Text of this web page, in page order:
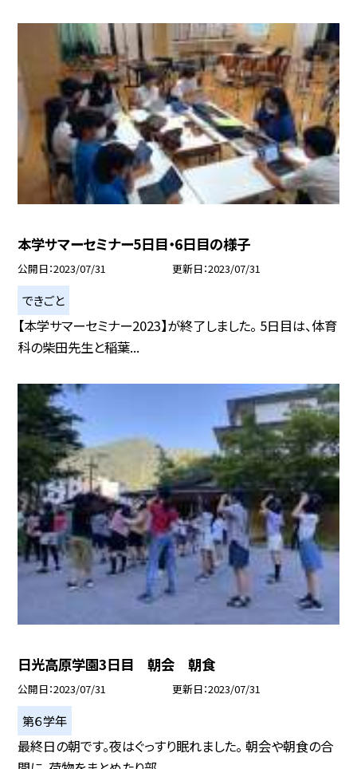
本学サマーセミナー5日目・6日目の様子
公開日 2023/07/31 更新日 2023/07/31
できごと
【本学サマーセミナー2023】が終了しました。 5日目は、体育
科の柴田先生と稲葉...
日光高原学園3日目 朝会 朝食
公開日 2023/07/31 更新日 2023/07/31
第６学年
最終日の朝です。夜はぐっすり眠れました。 朝会や朝食の合